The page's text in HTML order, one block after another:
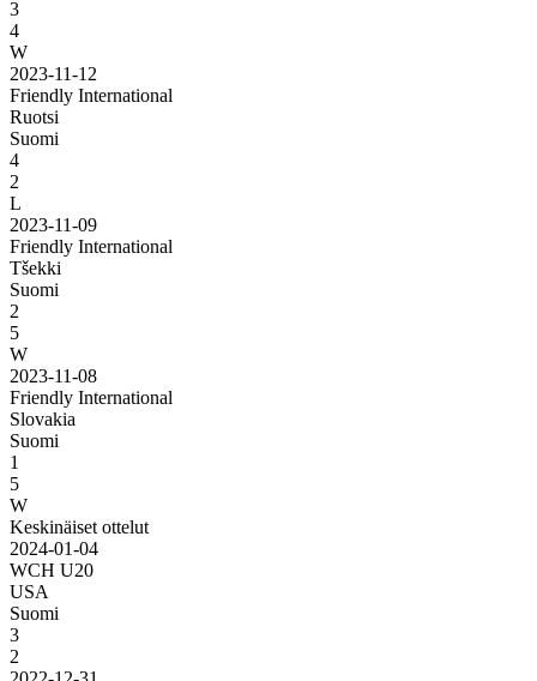
3
4
W
2023-11-12
Friendly International
Ruotsi
Suomi
4
2
L
2023-11-09
Friendly International
Tšekki
Suomi
2
5
W
2023-11-08
Friendly International
Slovakia
Suomi
1
5
W
Keskinäiset ottelut
2024-01-04
WCH U20
USA
Suomi
3
2